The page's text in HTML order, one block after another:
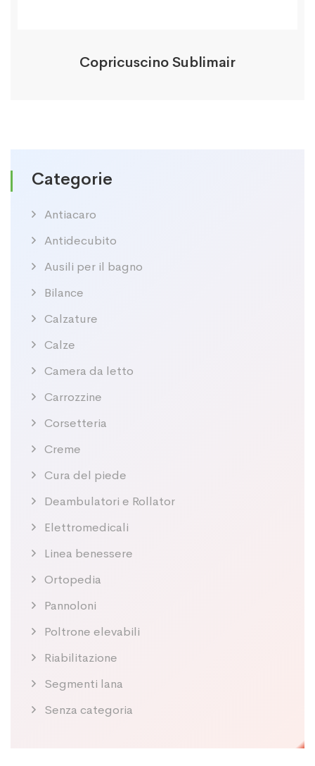
Categorie
Antiacaro
Antidecubito
Ausili per il bagno
Bilance
Calzature
Calze
Camera da letto
Carrozzine
Corsetteria
Creme
Cura del piede
Deambulatori e Rollator
Elettromedicali
Linea benessere
Ortopedia
Pannoloni
Poltrone elevabili
Riabilitazione
Segmenti lana
Senza categoria
Copricuscino Sublimair